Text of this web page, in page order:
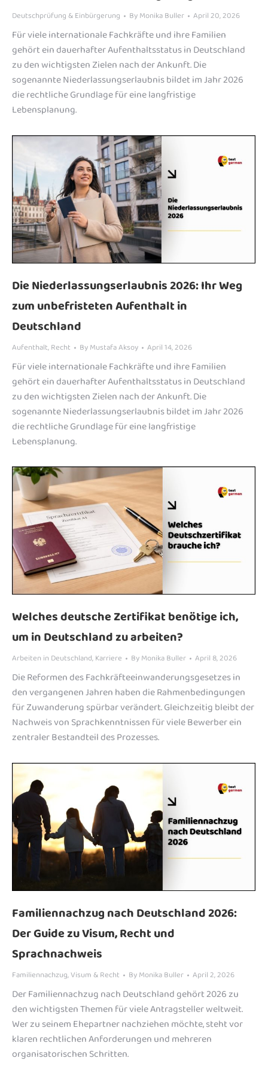
Deutschprüfung & Einbürgerung ByMonika Buller April 20, 2026
Für viele internationale Fachkräfte und ihre Familien
gehört ein dauerhafter Aufenthaltsstatus in Deutschland
zu den wichtigsten Zielen nach der Ankunft. Die
sogenannte Niederlassungserlaubnis bildet im Jahr 2026
die rechtliche Grundlage für eine langfristige
Lebensplanung.
Die Niederlassungserlaubnis 2026: Ihr Weg
zum unbefristeten Aufenthalt in
Deutschland
Aufenthalt,Recht ByMustafa Aksoy April 14, 2026
Für viele internationale Fachkräfte und ihre Familien
gehört ein dauerhafter Aufenthaltsstatus in Deutschland
zu den wichtigsten Zielen nach der Ankunft. Die
sogenannte Niederlassungserlaubnis bildet im Jahr 2026
die rechtliche Grundlage für eine langfristige
Lebensplanung.
Welches deutsche Zertifikat benötige ich,
um in Deutschland zu arbeiten?
Arbeiten in Deutschland,Karriere ByMonika Buller April 8, 2026
Die Reformen des Fachkräfteeinwanderungsgesetzes in
den vergangenen Jahren haben die Rahmenbedingungen
für Zuwanderung spürbar verändert. Gleichzeitig bleibt der
Nachweis von Sprachkenntnissen für viele Bewerber ein
zentraler Bestandteil des Prozesses.
Familiennachzug nach Deutschland 2026:
Der Guide zu Visum, Recht und
Sprachnachweis
Familiennachzug,Visum & Recht ByMonika Buller April 2, 2026
Der Familiennachzug nach Deutschland gehört 2026 zu
den wichtigsten Themen für viele Antragsteller weltweit.
Wer zu seinem Ehepartner nachziehen möchte, steht vor
klaren rechtlichen Anforderungen und mehreren
organisatorischen Schritten.